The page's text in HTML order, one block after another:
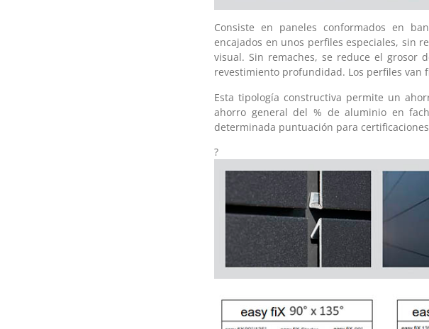
Consiste en paneles conformados en
encajados en unos perfiles especiales, sin
visual. Sin remaches, se reduce el grosor
revestimiento profundidad. Los perfiles van
Esta tipología constructiva permite un
ahorro general del % de aluminio en
determinada puntuación para
?